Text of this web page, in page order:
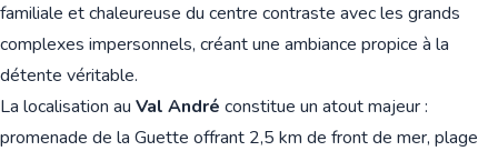
familiale et chaleureuse du centre contraste avec les grands
complexes impersonnels, créant une ambiance propice à la
détente véritable.
La localisation au Val André constitue un atout majeur :
promenade de la Guette offrant 2,5 km de front de mer, plage